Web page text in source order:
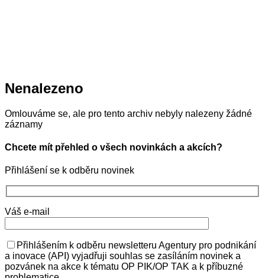
Nenalezeno
Omlouváme se, ale pro tento archiv nebyly nalezeny žádné
záznamy
Chcete mít přehled o všech novinkách a akcích?
Přihlášení se k odběru novinek
Váš e-mail
Přihlášením k odběru newsletteru Agentury pro podnikání
a inovace (API) vyjadřuji souhlas se zasíláním novinek a
pozvánek na akce k tématu OP PIK/OP TAK a k příbuzné